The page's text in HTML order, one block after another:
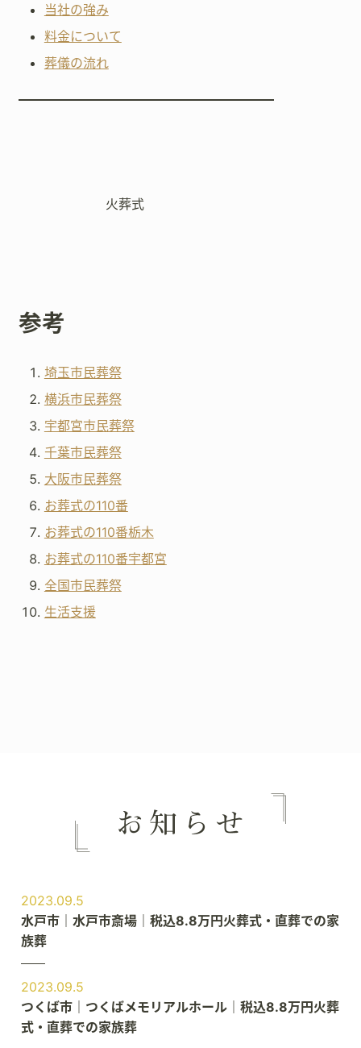
当社の強み
料金について
葬儀の流れ
火葬式
参考
埼玉市民葬祭
横浜市民葬祭
宇都宮市民葬祭
千葉市民葬祭
大阪市民葬祭
お葬式の110番
お葬式の110番栃木
お葬式の110番宇都宮
全国市民葬祭
生活支援
2023.09.5
水戸市｜水戸市斎場｜税込8.8万円火葬式・直葬での家
族葬
2023.09.5
つくば市｜つくばメモリアルホール｜税込8.8万円火葬
式・直葬での家族葬